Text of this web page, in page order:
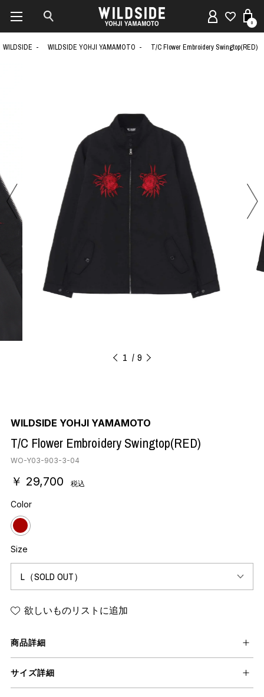
0
WILDSIDE WILDSIDE YOHJI YAMAMOTO T/C Flower Embroidery Swingtop(RED)
1 9
WILDSIDE YOHJI YAMAMOTO
T/C Flower Embroidery Swingtop(RED)
WO-Y03-903-3-04
￥ 29,700 税込
Color
Size
欲しいものリストに追加
商品詳細
サイズ詳細